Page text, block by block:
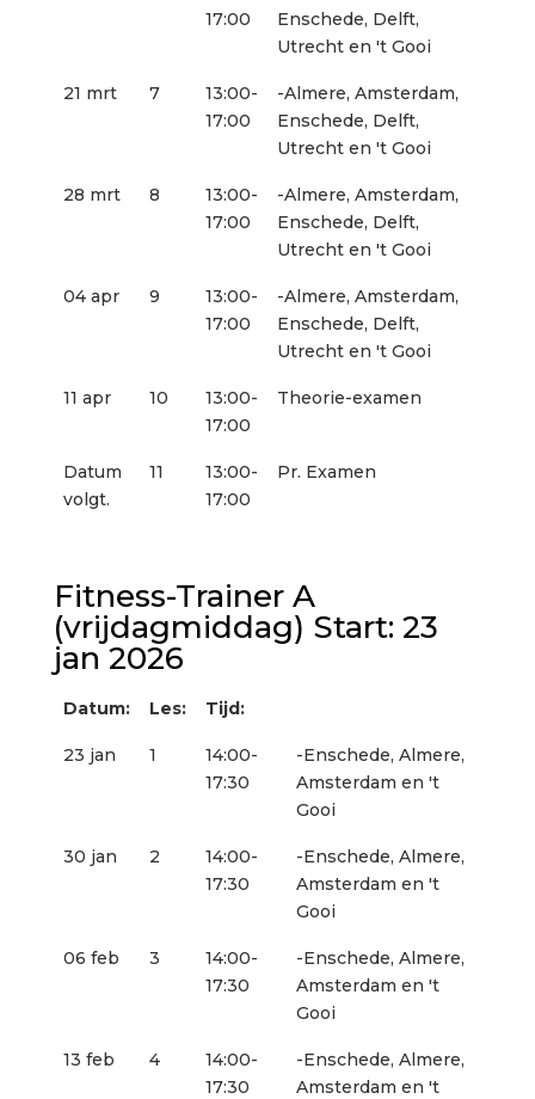
17:00
Enschede, Delft,
Utrecht en 't Gooi
21 mrt 7
13:00-
17:00
-Almere, Amsterdam,
Enschede, Delft,
Utrecht en 't Gooi
28 mrt 8
13:00-
17:00
-Almere, Amsterdam,
Enschede, Delft,
Utrecht en 't Gooi
04 apr 9
13:00-
17:00
-Almere, Amsterdam,
Enschede, Delft,
Utrecht en 't Gooi
11 apr 10
13:00-
17:00
Theorie-examen
Datum
volgt.
11
13:00-
17:00
Pr. Examen
Fitness-Trainer A
(vrijdagmiddag) Start: 23
jan 2026
Datum: Les: Tijd:
23 jan 1
14:00-
17:30
-Enschede, Almere,
Amsterdam en 't
Gooi
30 jan 2
14:00-
17:30
-Enschede, Almere,
Amsterdam en 't
Gooi
06 feb 3
14:00-
17:30
-Enschede, Almere,
Amsterdam en 't
Gooi
13 feb 4
14:00-
17:30
-Enschede, Almere,
Amsterdam en 't